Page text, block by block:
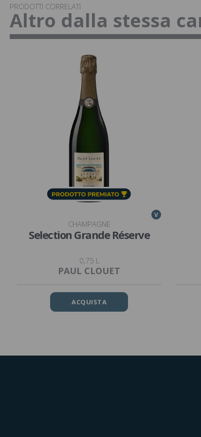
PRODOTTI CORRELATI
Altro dalla stessa
V
CHAMPAGNE
Selection Grande Réserve
0,75 L
PAUL CLOUET
ACQUISTA